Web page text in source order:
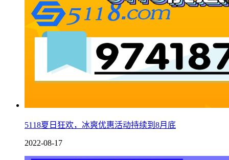
5118夏日狂欢，冰爽优惠活动持续到8月底
2022-08-17